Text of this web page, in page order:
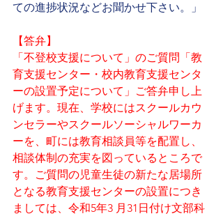
ての進捗状況などお聞かせ下さい。」
【答弁】
「不登校支援について」のご質問「教
育支援センター・校内教育支援センタ
ーの設置予定について」ご答弁申し上
げます。現在、学校にはスクールカウ
ンセラーやスクールソーシャルワーカ
ーを、町には教育相談員等を配置し、
相談体制の充実を図っているところで
す。ご質問の児童生徒の新たな居場所
となる教育支援センターの設置につき
ましては、令和5年3 月31日付け文部科